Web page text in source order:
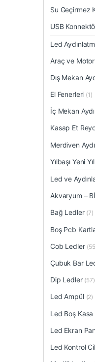
Su Geçirmez
USB
Led
Araç ve
Dış Mekan
El Fenerleri (1)
İç Mekan
Kasap Et
Merdiven
Yılbaşı Yeni
Led ve
Akvaryum –
Bağ Ledler (7)
Boş Pcb
Cob Ledler
Çubuk Bar
Dip Ledler (57)
Led Ampül (2)
Led Boş Kasa
Led Ekran
Led Kontrol